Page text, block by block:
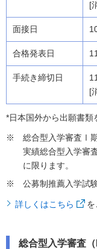
[
[
*日本国外から出願書
総合型入学審査Ⅰ
実績総合型入学審
に限ります。
公募制推薦入学試
詳しくはこちら を
総合型入学審査